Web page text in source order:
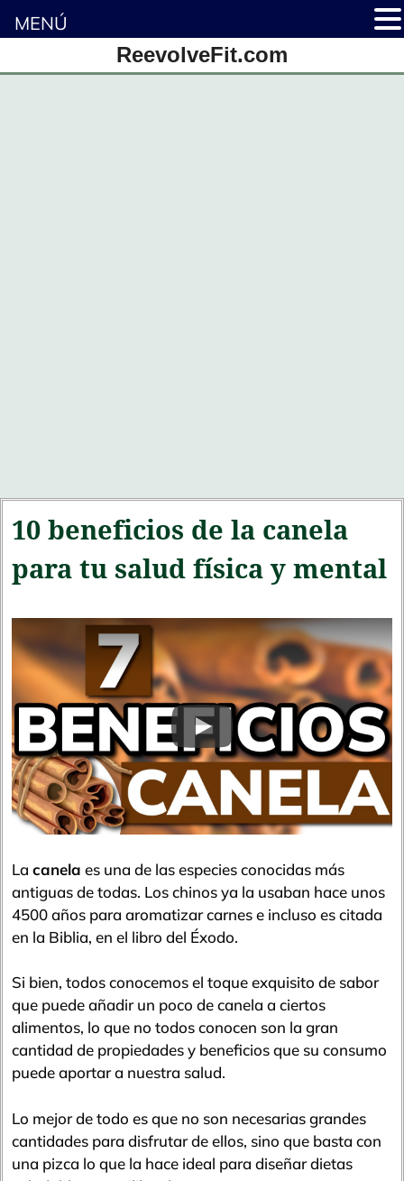
al
ReevolveFit.com
10 beneficios de la canela
para tu salud física y mental
La canela es una de las especies conocidas más
antiguas de todas. Los chinos ya la usaban hace unos
4500 años para aromatizar carnes e incluso es citada
en la Biblia, en el libro del Éxodo.
Si bien, todos conocemos el toque exquisito de sabor
que puede añadir un poco de canela a ciertos
alimentos, lo que no todos conocen son la gran
cantidad de propiedades y beneficios que su consumo
puede aportar a nuestra salud.
Lo mejor de todo es que no son necesarias grandes
cantidades para disfrutar de ellos, sino que basta con
una pizca lo que la hace ideal para diseñar dietas
MENÚ